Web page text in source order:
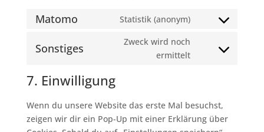
Matomo Statistik (anonym)
Consent
service
Sonstiges
Zweck wird noch
ermittelt
Consent
7. Einwilligung
Wenn du unsere Website das erste Mal besuchst,
zeigen wir dir ein Pop-Up mit einer Erklärung über